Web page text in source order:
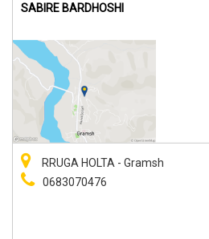
SABIRE BARDHOSHI
RRUGA HOLTA - Gramsh
0683070476